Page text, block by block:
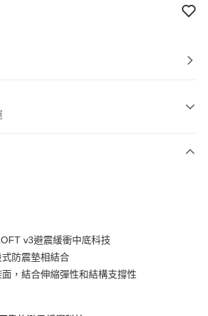
含以上)免運費
v3避震緩衝中底科技
防震墊相結合
，結合伸縮彈性和結構支撐性